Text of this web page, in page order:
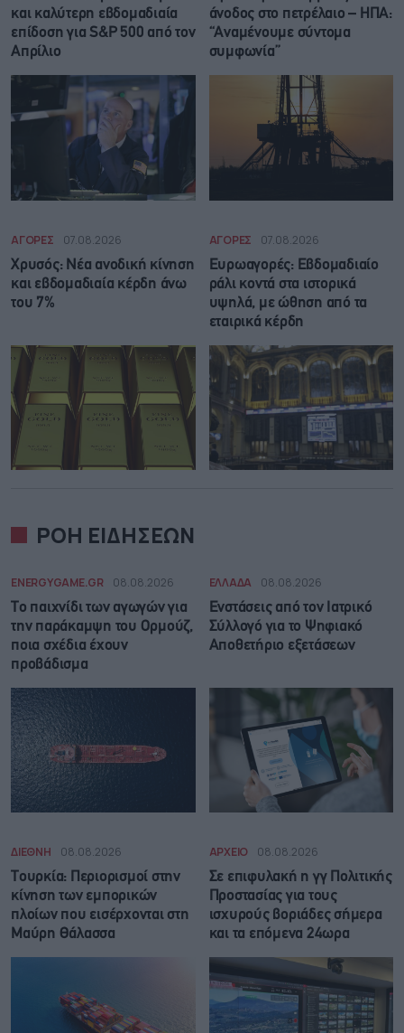
και καλύτερη εβδομαδιαία
επίδοση για S&P 500 από τον
Απρίλιο
άνοδος στο πετρέλαιο – ΗΠΑ:
“Αναμένουμε σύντομα
συμφωνία”
ΑΓΟΡΕΣ 07.08.2026
Χρυσός: Νέα ανοδική κίνηση
και εβδομαδιαία κέρδη άνω
του 7%
ΑΓΟΡΕΣ 07.08.2026
Ευρωαγορές: Εβδομαδιαίο
ράλι κοντά στα ιστορικά
υψηλά, με ώθηση από τα
εταιρικά κέρδη
ΡΟΗ ΕΙΔΗΣΕΩΝ
ENERGYGAME.GR 08.08.2026
Το παιχνίδι των αγωγών για
την παράκαμψη του Ορμούζ,
ποια σχέδια έχουν
προβάδισμα
ΕΛΛΑΔΑ 08.08.2026
Ενστάσεις από τον Ιατρικό
Σύλλογό για το Ψηφιακό
Αποθετήριο εξετάσεων
ΔΙΕΘΝΗ 08.08.2026
Τουρκία: Περιορισμοί στην
κίνηση των εμπορικών
πλοίων που εισέρχονται στη
Μαύρη Θάλασσα
ΑΡΧΕΙΟ 08.08.2026
Σε επιφυλακή η γγ Πολιτικής
Προστασίας για τους
ισχυρούς βοριάδες σήμερα
και τα επόμενα 24ωρα